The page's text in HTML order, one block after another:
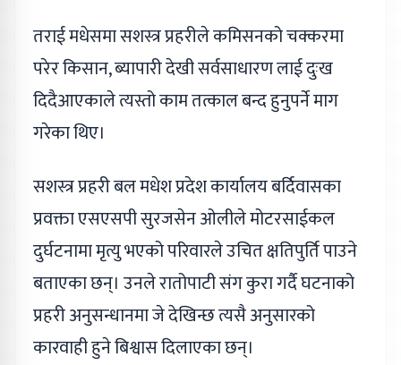
तराई मधेसमा सशस्त्र प्रहरीले कमिसनको चक्करमा
परेर किसान, ब्यापारी देखी सर्वसाधारण लाई दुःख
दिदैआएकाले त्यस्तो काम तत्काल बन्द हुनुपर्ने माग
गरेका थिए।
सशस्त्र प्रहरी बल मधेश प्रदेश कार्यालय बर्दिवासका
प्रवक्ता एसएसपी सुरजसेन ओलीले मोटरसाईकल
दुर्घटनामा मृत्यु भएको परिवारले उचित क्षतिपुर्ति पाउने
बताएका छन्। उनले रातोपाटी संग कुरा गर्दै घटनाको
प्रहरी अनुसन्धानमा जे देखिन्छ त्यसै अनुसारको
कारवाही हुने बिश्वास दिलाएका छन्।